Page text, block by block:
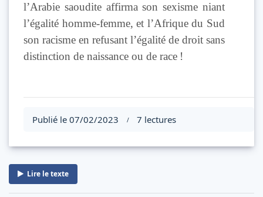
l’Arabie saoudite affirma son sexisme niant
l’égalité homme-femme, et l’Afrique du Sud
son racisme en refusant l’égalité de droit sans
distinction de naissance ou de race !
Publié le 07/02/2023 / 7 lectures
Lire le texte